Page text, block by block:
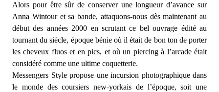
Alors pour être sûr de conserver une longueur d’avance sur
Anna Wintour et sa bande, attaquons-nous dès maintenant au
début des années 2000 en scrutant ce bel ouvrage édité au
tournant du siècle, époque bénie où il était de bon ton de porter
les cheveux fluos et en pics, et où un piercing à l’arcade était
considéré comme une ultime coquetterie.
Messengers Style propose une incursion photographique dans
le monde des coursiers new-yorkais de l’époque, soit une